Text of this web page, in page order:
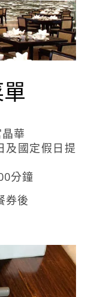
華
及國定假日提
分鐘
券後